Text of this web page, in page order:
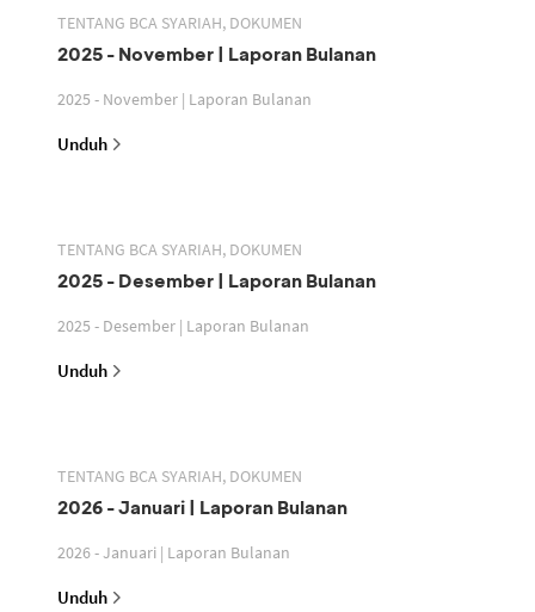
TENTANG BCA SYARIAH, DOKUMEN
2025 - November | Laporan Bulanan
2025 - November | Laporan Bulanan
Unduh
TENTANG BCA SYARIAH, DOKUMEN
2025 - Desember | Laporan Bulanan
2025 - Desember | Laporan Bulanan
Unduh
TENTANG BCA SYARIAH, DOKUMEN
2026 - Januari | Laporan Bulanan
2026 - Januari | Laporan Bulanan
Unduh